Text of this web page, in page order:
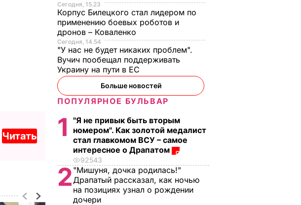
Читать
Сегодня, 15.23
Корпус Билецкого стал лидером по
применению боевых роботов и
дронов – Коваленко
Сегодня, 14.54
"У нас не будет никаких проблем".
Вучич пообещал поддерживать
Украину на пути в ЕС
Больше новостей
ПОПУЛЯРНОЕ БУЛЬВАР
1
"Я не привык быть вторым
номером". Как золотой медалист
стал главкомом ВСУ – самое
интересное о Драпатом
92543
2 "Мишуня, дочка родилась!"
Драпатый рассказал, как ночью
на позициях узнал о рождении
дочери